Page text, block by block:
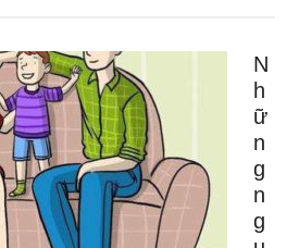
N
h
ữ
n
g
n
g